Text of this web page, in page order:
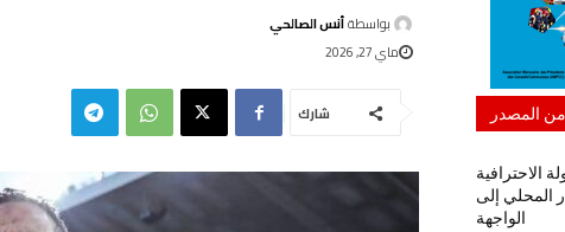
بواسطةأنس الصالحي
ماي 27, 2026
شارك من المصدر
الاحترافية
المحلي إلى
الواجهة